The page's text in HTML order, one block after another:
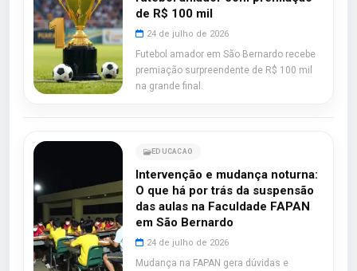
de R$ 100 mil
24 de julho de 2026
Futebol amador em São Bernardo recebe
premiação surpreendente de R$ 100 mil
na grande final.
EDUCACAO
Intervenção e mudança noturna:
O que há por trás da suspensão
das aulas na Faculdade FAPAN
em São Bernardo
24 de julho de 2026
Mudança na FAPAN gera dúvidas e